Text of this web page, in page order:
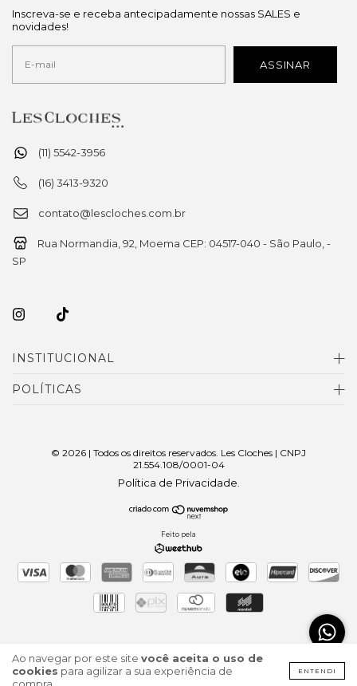
Ao navegar por este site você aceita o uso de
cookies para agilizar a sua experiência de
ENTENDI
(11) 5542-3956
(16) 3413-9320
contato@lescloches.com.br
Rua Normandia, 92, Moema CEP: 04517-040 - São Paulo, -
SP
INSTITUCIONAL
POLÍTICAS
Inscreva-se e receba antecipadamente nossas SALES e
novidades!
© 2026 | Todos os direitos reservados. Les Cloches | CNPJ
21.554.108/0001-04
Política de Privacidade
Feito pela